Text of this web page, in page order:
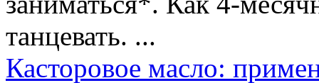
танцевать. ...
Касторовое масло: